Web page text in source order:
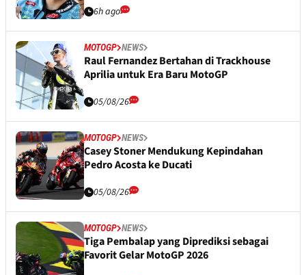
6h ago
MOTOGP NEWS
Raul Fernandez Bertahan di Trackhouse
Aprilia untuk Era Baru MotoGP
05/08/26
MOTOGP NEWS
Casey Stoner Mendukung Kepindahan
Pedro Acosta ke Ducati
05/08/26
MOTOGP NEWS
Tiga Pembalap yang Diprediksi sebagai
Favorit Gelar MotoGP 2026